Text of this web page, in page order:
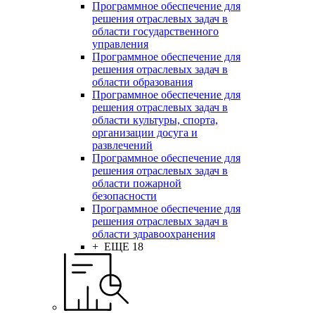
Программное обеспечение для
решения отраслевых задач в
области государственного
управления
Программное обеспечение для
решения отраслевых задач в
области образования
Программное обеспечение для
решения отраслевых задач в
области культуры, спорта,
организации досуга и
развлечений
Программное обеспечение для
решения отраслевых задач в
области пожарной
безопасности
Программное обеспечение для
решения отраслевых задач в
области здравоохранения
+ ЕЩЕ 18